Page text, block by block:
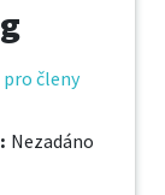
pro členy
: Nezadáno